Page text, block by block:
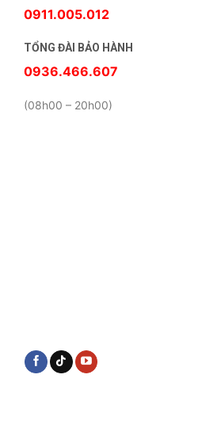
0911.005.012
TỔNG ĐÀI BẢO HÀNH
0936.466.607
(08h00 – 20h00)